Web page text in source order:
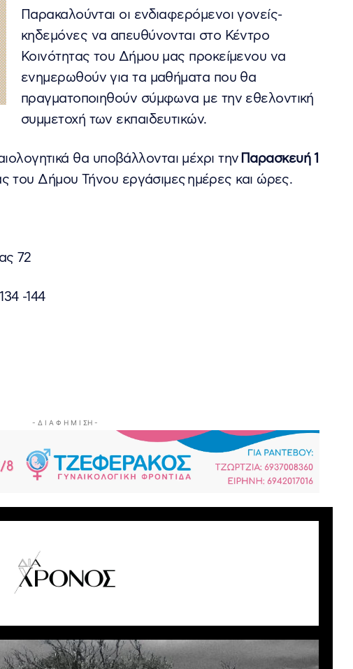
Παρακαλούνται οι ενδιαφερόμενοι γονείς-
κηδεμόνες να απευθύνονται στο Κέντρο
Κοινότητας του Δήμου μας προκείμενου να
ενημερωθούν για τα μαθήματα που θα
πραγματοποιηθούν σύμφωνα με την εθελοντική
συμμετοχή των εκπαιδευτικών.
θα υποβάλλονται μέχρι τηνΠαρασκευή 1
του Δήμου Τήνου εργάσιμες ημέρες και ώρες.
72
-144
- Δ Ι Α Φ Η Μ Ι ΣΗ -